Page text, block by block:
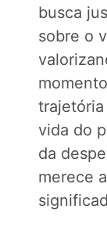
busca
sobre o
vida do
da
merece